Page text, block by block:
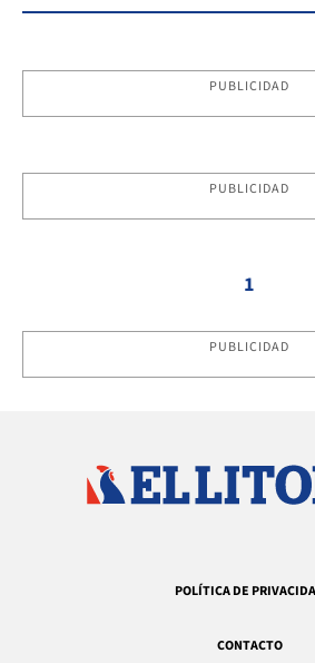
PUBLICIDAD
PUBLICIDAD
1
PUBLICIDAD
POLÍTICA DE
CONTACTO